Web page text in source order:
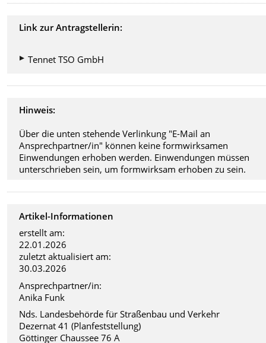
Link zur Antragstellerin:
Tennet TSO GmbH
Hinweis:
Über die unten stehende Verlinkung "E-Mail an
Ansprechpartner/in" können keine formwirksamen
Einwendungen erhoben werden. Einwendungen müssen
unterschrieben sein, um formwirksam erhoben zu sein.
Artikel-Informationen
erstellt am:
22.01.2026
zuletzt aktualisiert am:
30.03.2026
Ansprechpartner/in:
Anika Funk
Nds. Landesbehörde für Straßenbau und Verkehr
Dezernat 41 (Planfeststellung)
Göttinger Chaussee 76 A